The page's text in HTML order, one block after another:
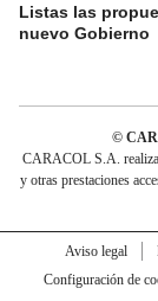
Listas las
nuevo Gobierno
©
CARACOL S.A. realiza
y otras prestaciones
Aviso legal
Configuración de